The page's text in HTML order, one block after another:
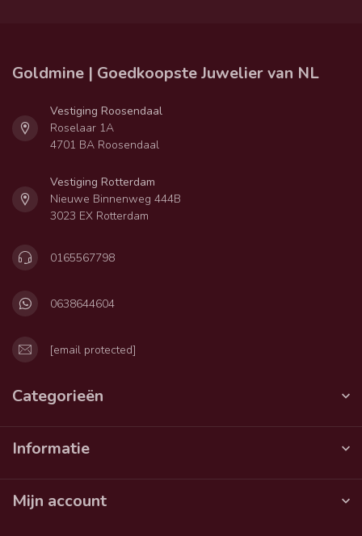
Goldmine | Goedkoopste Juwelier van NL
Vestiging Roosendaal
Roselaar 1A
4701 BA Roosendaal
Vestiging Rotterdam
Nieuwe Binnenweg 444B
3023 EX Rotterdam
0165567798
0638644604
[email protected]
Categorieën
Informatie
Mijn account